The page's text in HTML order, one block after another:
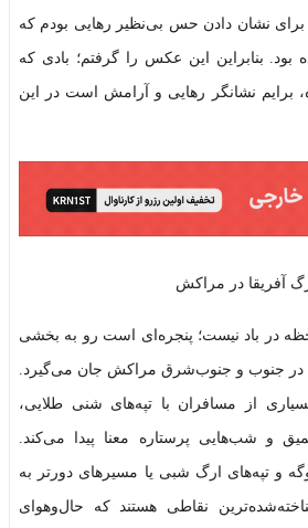
نشان دادن حس بی‌نظیر رهایی بودم که
بود. بنابراین این عکس را گرفتم؛ بادی که
برایم نشانگر رهایی و آرامش است در این
آفریقا در مراکش
در باد نیست؛ پنجره‌ای است رو به بخشی
در جنوب و جنوب‌شرق مراکش جان می‌گیرد.
از مسافران با تپه‌های شنی طلایی،
و شب‌هایی پرستاره معنا پیدا می‌کند.
و تپه‌های ارگ شبی یا مسیرهای دورتر به
نقاطی هستند که حال‌وهوای